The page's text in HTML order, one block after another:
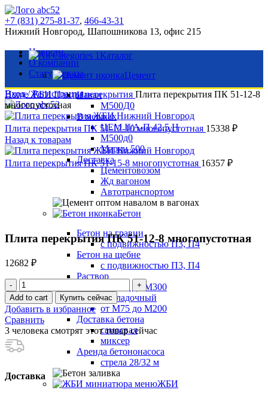
+7 (831) 275-81-37, 466-43-31
Нижний Новгород, Шапошникова 13, офис 215
Новости
О компании
Статус заказа
Вход / Регистрация
Каталог
Цемент
Навал
М500Д0
В мешках
ЦЕМ II/А-П 42,5 Н
М500д0
Марки 500
Доставка
Цементовозом
Жд вагоном
Автотранспортом
Бетон
Бетон на гравии
с подвижностью П3, П4
Бетон на щебне
с подвижностью П3, П4
Раствор
от М50 до М300
Раствор кладочный
от М75 до М200
Доставка бетона
самосвал
миксер
Аренда бетононасоса
стрела 28/32 м
ЖБИ
HomeЖБИПлиты перекрытия Плита перекрытия ПК 51-12-8
многопустотная
Плита перекрытия ПК 51-12-10 многопустотная 15338 ₽
Назад к товарам
Плита перекрытия ПК 51-15-8 многопустотная 16357 ₽
Нажмите, чтобы увеличить
Плита перекрытия ПК 51-12-8 многопустотная
12682 ₽
Плита
перекрытия
ПК
51-
12-
8
многопустотная
Add to cart Купить сейчас
Добавить в избранное
Сравнить
3 человека смотрят этот товар сейчас
Доставка